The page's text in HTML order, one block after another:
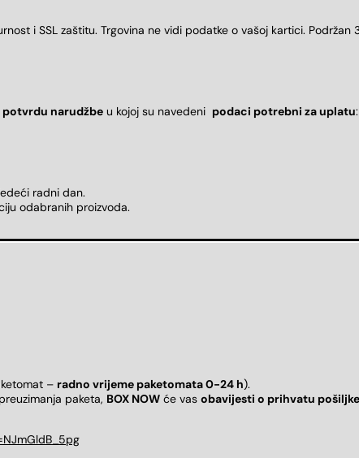
i SSL zaštitu. Trgovina ne vidi podatke o vašoj kartici.
potvrdu narudžbe u kojoj su navedeni podaci potrebni za uplatu:
radni dan.
odabranih proizvoda.
– radno vrijeme paketomata 0-24 h).
paketa, BOX NOW će vas obavijesti o prihvatu pošiljke